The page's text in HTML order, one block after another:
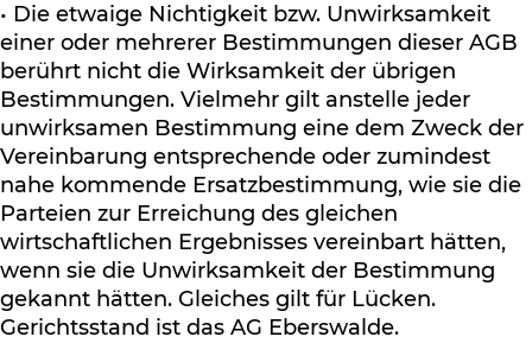
• Die etwaige Nichtigkeit bzw. Unwirksamkeit
einer oder mehrerer Bestimmungen dieser AGB
berührt nicht die Wirksamkeit der übrigen
Bestimmungen. Vielmehr gilt anstelle jeder
unwirksamen Bestimmung eine dem Zweck der
Vereinbarung entsprechende oder zumindest
nahe kommende Ersatzbestimmung, wie sie die
Parteien zur Erreichung des gleichen
wirtschaftlichen Ergebnisses vereinbart hätten,
wenn sie die Unwirksamkeit der Bestimmung
gekannt hätten. Gleiches gilt für Lücken.
Gerichtsstand ist das AG Eberswalde.